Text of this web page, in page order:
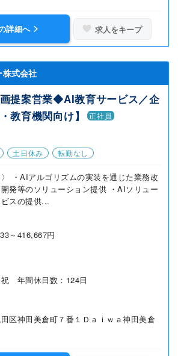
詳細へ 求人をキープ
式会社
提案営業◆AI教育サービス／企
教育機関向け】
正社員
土日休み 転勤なし
〉 ・AIアルゴリズムの実装を通じた業務改
発等のソリューション提供 ・AIソリュー
スの提供...
～416,667円
年間休日数：124日
区神田美倉町７番１Ｄａｉｗａ神田美倉